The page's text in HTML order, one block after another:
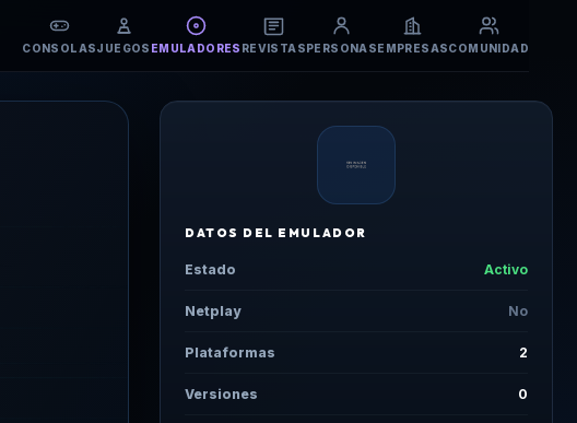
CONSOLASJUEGOS EMULADORES REVISTASPERSONASEMPRESASCOMUNIDAD
DATOS DEL EMULADOR
Estado Activo
Netplay No
Plataformas 2
Versiones 0